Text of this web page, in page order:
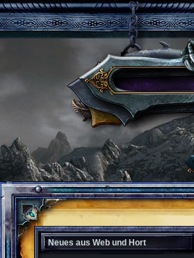
Neues aus Web und Hort